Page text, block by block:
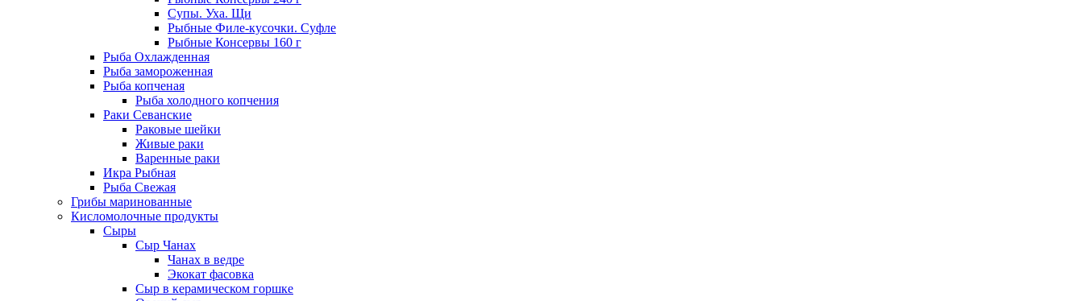
Супы. Уха. Щи
Рыбные Филе-кусочки. Суфле
Рыбные Консервы 160 г
Рыба Охлажденная
Рыба замороженная
Рыба копченая
Рыба холодного копчения
Раки Севанские
Раковые шейки
Живые раки
Варенные раки
Икра Рыбная
Рыба Свежая
Грибы маринованные
Кисломолочные продукты
Сыры
Сыр Чанах
Чанах в ведре
Экокат фасовка
Сыр в керамическом горшке